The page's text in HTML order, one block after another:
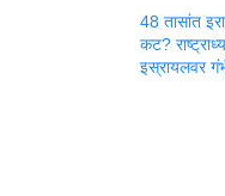
48 तासांत
कट?
इस्रायलवर